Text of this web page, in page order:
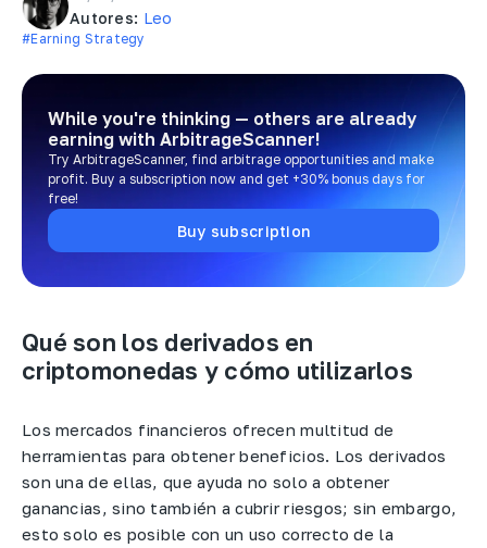
Autores: Leo
#Earning Strategy
While you're thinking — others are already
earning with ArbitrageScanner!
Try ArbitrageScanner, find arbitrage opportunities and make
profit. Buy a subscription now and get +30% bonus days for
free!
Buy subscription
Qué son los derivados en
criptomonedas y cómo utilizarlos
Los mercados financieros ofrecen multitud de
herramientas para obtener beneficios. Los derivados
son una de ellas, que ayuda no solo a obtener
ganancias, sino también a cubrir riesgos; sin embargo,
esto solo es posible con un uso correcto de la